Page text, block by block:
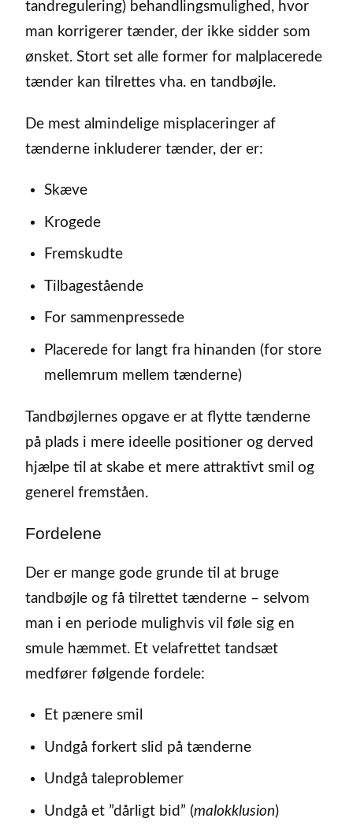
tandregulering) behandlingsmulighed, hvor
man korrigerer tænder, der ikke sidder som
ønsket. Stort set alle former for malplacerede
tænder kan tilrettes vha. en tandbøjle.
De mest almindelige misplaceringer af
tænderne inkluderer tænder, der er:
Skæve
Krogede
Fremskudte
Tilbagestående
For sammenpressede
Placerede for langt fra hinanden (for store
mellemrum mellem tænderne)
Tandbøjlernes opgave er at flytte tænderne
på plads i mere ideelle positioner og derved
hjælpe til at skabe et mere attraktivt smil og
generel fremståen.
Fordelene
Der er mange gode grunde til at bruge
tandbøjle og få tilrettet tænderne – selvom
man i en periode mulighvis vil føle sig en
smule hæmmet. Et velafrettet tandsæt
medfører følgende fordele:
Et pænere smil
Undgå forkert slid på tænderne
Undgå taleproblemer
Undgå et ”dårligt bid” (malokklusion)